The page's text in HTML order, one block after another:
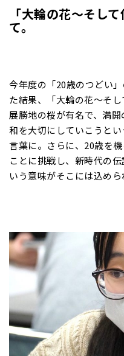
「大輪の花～そし
て。
今年度の「20歳のつどい
た結果、「大輪の花～そ
展勝地の桜が有名で、満
和を大切にしていこうと
言葉に。さらに、20歳を
ことに挑戦し、新時代の
いう意味がそこには込めら